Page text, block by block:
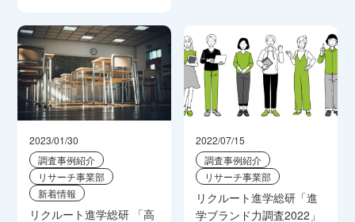
2023/01/30
調査事例紹介
リサーチ事業部
新着情報
リクルート進学総研 「高
2022/07/15
調査事例紹介
リサーチ事業部
リクルート進学総研「進
学ブランド力調査2022」